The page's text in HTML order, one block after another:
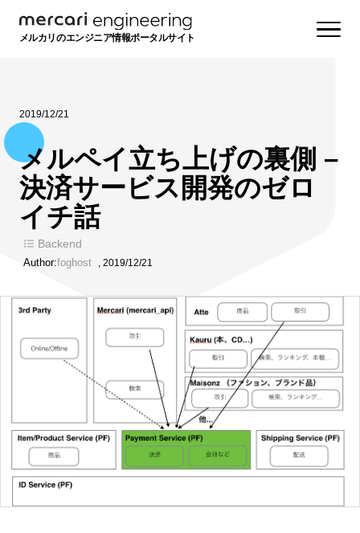
メルカリのエンジニア情報ポータルサイト
2019/12/21
メルペイ立ち上げの裏側 –
決済サービス開発のゼロ
イチ話
Backend
Author:foghost , 2019/12/21